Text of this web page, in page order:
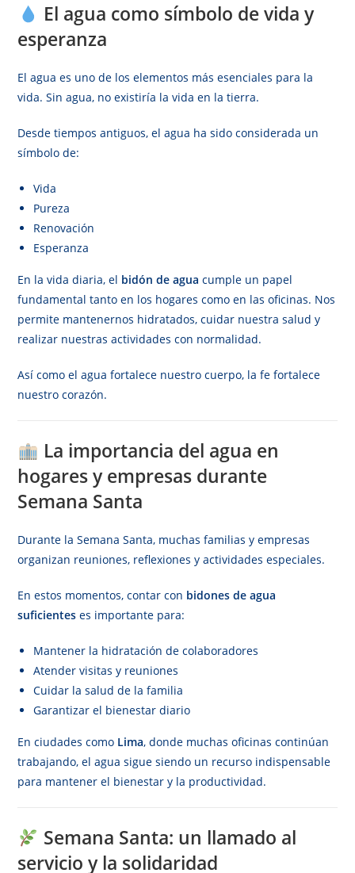
El agua como símbolo de vida y
esperanza
El agua es uno de los elementos más esenciales para la
vida. Sin agua, no existiría la vida en la tierra.
Desde tiempos antiguos, el agua ha sido considerada un
símbolo de:
Vida
Pureza
Renovación
Esperanza
En la vida diaria, el bidón de agua cumple un papel
fundamental tanto en los hogares como en las oficinas. Nos
permite mantenernos hidratados, cuidar nuestra salud y
realizar nuestras actividades con normalidad.
Así como el agua fortalece nuestro cuerpo, la fe fortalece
nuestro corazón.
La importancia del agua en
hogares y empresas durante
Semana Santa
Durante la Semana Santa, muchas familias y empresas
organizan reuniones, reflexiones y actividades especiales.
En estos momentos, contar con bidones de agua
suficientes es importante para:
Mantener la hidratación de colaboradores
Atender visitas y reuniones
Cuidar la salud de la familia
Garantizar el bienestar diario
En ciudades como Lima, donde muchas oficinas continúan
trabajando, el agua sigue siendo un recurso indispensable
para mantener el bienestar y la productividad.
Semana Santa: un llamado al
servicio y la solidaridad